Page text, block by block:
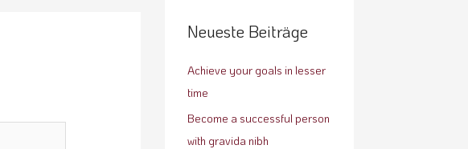
e
n
a
c
h
Neueste Beiträge
Achieve your goals in lesser
time
Become a successful person
with gravida nibh